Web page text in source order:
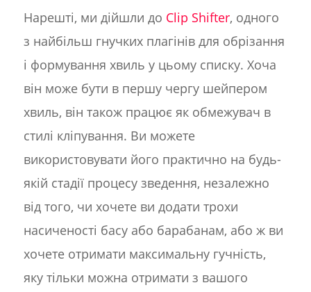
Нарешті, ми дійшли до Clip Shifter, одного
з найбільш гнучких плагінів для обрізання
і формування хвиль у цьому списку. Хоча
він може бути в першу чергу шейпером
хвиль, він також працює як обмежувач в
стилі кліпування. Ви можете
використовувати його практично на будь-
якій стадії процесу зведення, незалежно
від того, чи хочете ви додати трохи
насиченості басу або барабанам, або ж ви
хочете отримати максимальну гучність,
яку тільки можна отримати з вашого